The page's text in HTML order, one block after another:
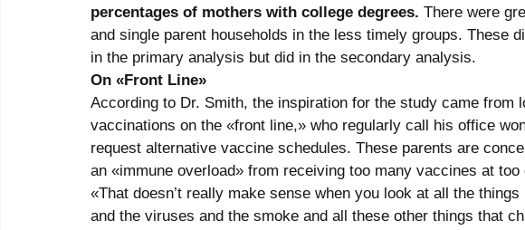
percentages of mothers with college degrees. There were
and single parent households in the less timely groups. These
in the primary analysis but did in the secondary analysis.
On «Front Line»
According to Dr. Smith, the inspiration for the study came from
vaccinations on the «front line,» who regularly call his office
request alternative vaccine schedules. These parents are
an «immune overload» from receiving too many vaccines at
«That doesn’t really make sense when you look at all the
and the viruses and the smoke and all these other things that